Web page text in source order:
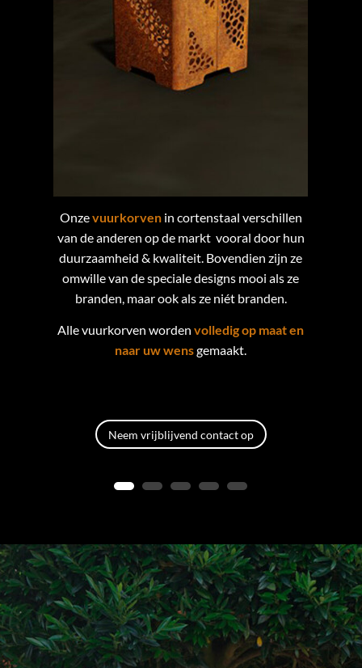
Onzevuurkorvenin cortenstaal verschillen
van de anderen op de markt vooral door hun
duurzaamheid & kwaliteit. Bovendien zijn ze
omwille van de speciale designs mooi als ze
branden, maar ook als ze niét branden.
Alle vuurkorven wordenvolledig op maat en
naar uw wensgemaakt.
Neem vrijblijvend contact op